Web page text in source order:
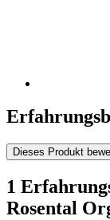
Dieses Produkt
1
Rosental